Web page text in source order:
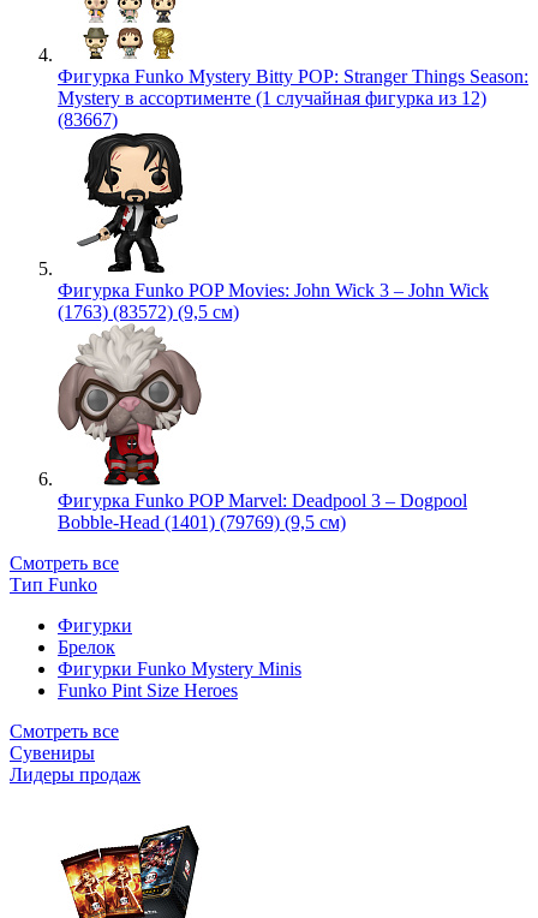
Фигурка Funko Mystery Bitty POP: Stranger Things Season:
Mystery в ассортименте (1 случайная фигурка из 12)
(83667)
Фигурка Funko POP Movies: John Wick 3 – John Wick
(1763) (83572) (9,5 см)
Фигурка Funko POP Marvel: Deadpool 3 – Dogpool
Bobble-Head (1401) (79769) (9,5 см)
Смотреть все
Тип Funko
Фигурки
Брелок
Фигурки Funko Mystery Minis
Funko Pint Size Heroes
Смотреть все
Сувениры
Лидеры продаж